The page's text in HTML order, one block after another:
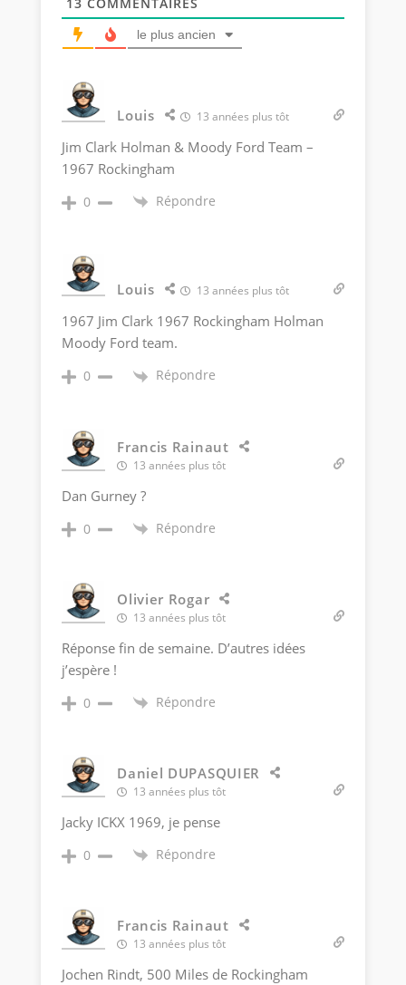
le plus ancien
Louis 13 années plus tôt
Jim Clark Holman & Moody Ford Team –
1967 Rockingham
0 Répondre
Louis 13 années plus tôt
1967 Jim Clark 1967 Rockingham Holman
Moody Ford team.
0 Répondre
Francis Rainaut
13 années plus tôt
Dan Gurney ?
0 Répondre
Olivier Rogar
13 années plus tôt
Réponse fin de semaine. D’autres idées
j’espère !
0 Répondre
Daniel DUPASQUIER
13 années plus tôt
Jacky ICKX 1969, je pense
0 Répondre
Francis Rainaut
13 années plus tôt
Jochen Rindt, 500 Miles de Rockingham